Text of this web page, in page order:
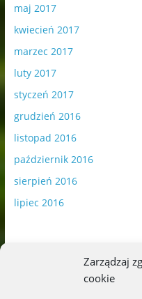
Zarządzaj
cookie
maj 2017
kwiecień 2017
marzec 2017
luty 2017
styczeń 2017
grudzień 2016
listopad 2016
październik 2016
sierpień 2016
lipiec 2016